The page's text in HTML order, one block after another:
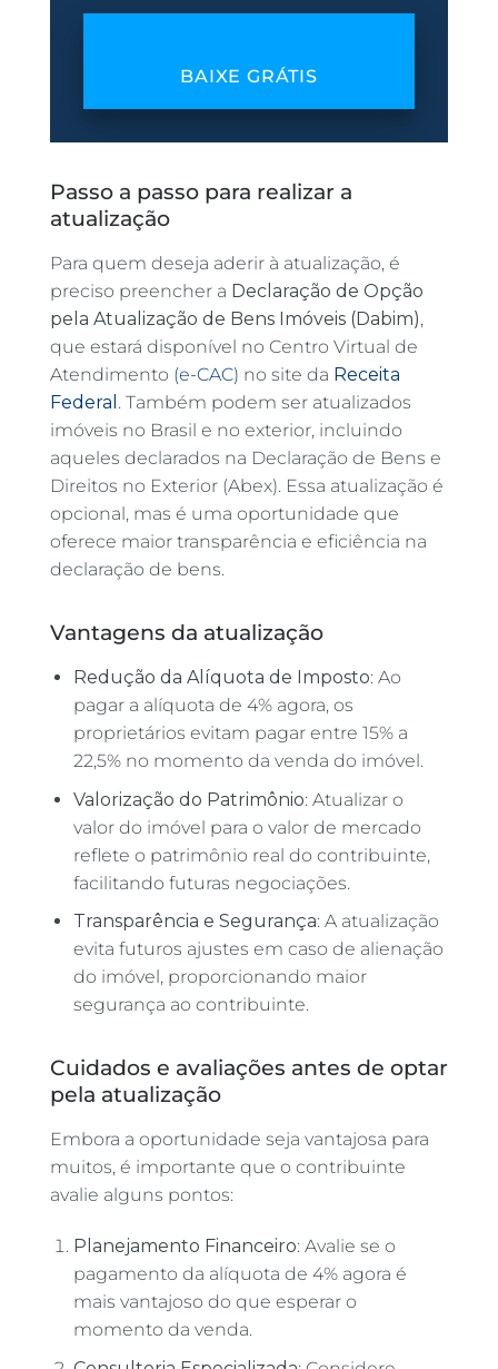
BAIXE GRÁTIS
Passo a passo para realizar a
atualização
Para quem deseja aderir à atualização, é
preciso preencher a Declaração de Opção
pela Atualização de Bens Imóveis (Dabim),
que estará disponível no Centro Virtual de
Atendimento (e-CAC) no site da Receita
Federal . Também podem ser atualizados
imóveis no Brasil e no exterior, incluindo
aqueles declarados na Declaração de Bens e
Direitos no Exterior (Abex). Essa atualização é
opcional, mas é uma oportunidade que
oferece maior transparência e eficiência na
declaração de bens.
Vantagens da atualização
Redução da Alíquota de Imposto: Ao
pagar a alíquota de 4% agora, os
proprietários evitam pagar entre 15% a
22,5% no momento da venda do imóvel.
Valorização do Patrimônio: Atualizar o
valor do imóvel para o valor de mercado
reflete o patrimônio real do contribuinte,
facilitando futuras negociações.
Transparência e Segurança: A atualização
evita futuros ajustes em caso de alienação
do imóvel, proporcionando maior
segurança ao contribuinte.
Cuidados e avaliações antes de optar
pela atualização
Embora a oportunidade seja vantajosa para
muitos, é importante que o contribuinte
avalie alguns pontos:
Planejamento Financeiro: Avalie se o
pagamento da alíquota de 4% agora é
mais vantajoso do que esperar o
momento da venda.